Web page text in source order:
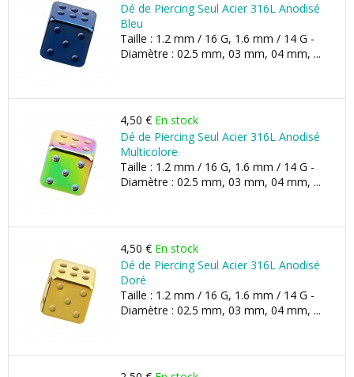
Dé de Piercing Seul Acier 316L Anodisé
Bleu
Taille : 1.2 mm / 16 G, 1.6 mm / 14 G -
Diamètre : 02.5 mm, 03 mm, 04 mm, ...
4,50 € En stock
Dé de Piercing Seul Acier 316L Anodisé
Multicolore
Taille : 1.2 mm / 16 G, 1.6 mm / 14 G -
Diamètre : 02.5 mm, 03 mm, 04 mm, ...
4,50 € En stock
Dé de Piercing Seul Acier 316L Anodisé
Doré
Taille : 1.2 mm / 16 G, 1.6 mm / 14 G -
Diamètre : 02.5 mm, 03 mm, 04 mm, ...